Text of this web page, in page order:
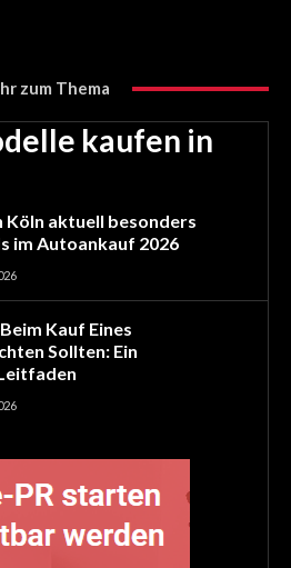
zum Thema
kaufen in
Köln aktuell besonders
im Autoankauf 2026
Kauf Eines
Sollten: Ein